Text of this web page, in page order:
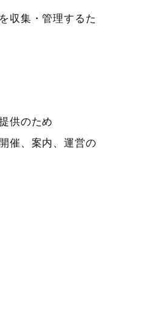
収集・管理するた
供のため
催、案内、運営の